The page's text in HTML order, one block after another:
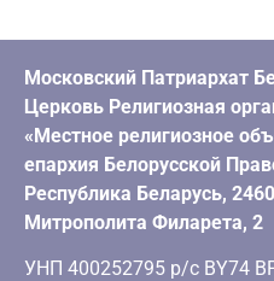
Московский Патриархат
Церковь Религиозная
«Местное религиозное
епархия Белорусской
Республика Беларусь,
Митрополита Филарета, 2
УНП 400252795 р/с BY74